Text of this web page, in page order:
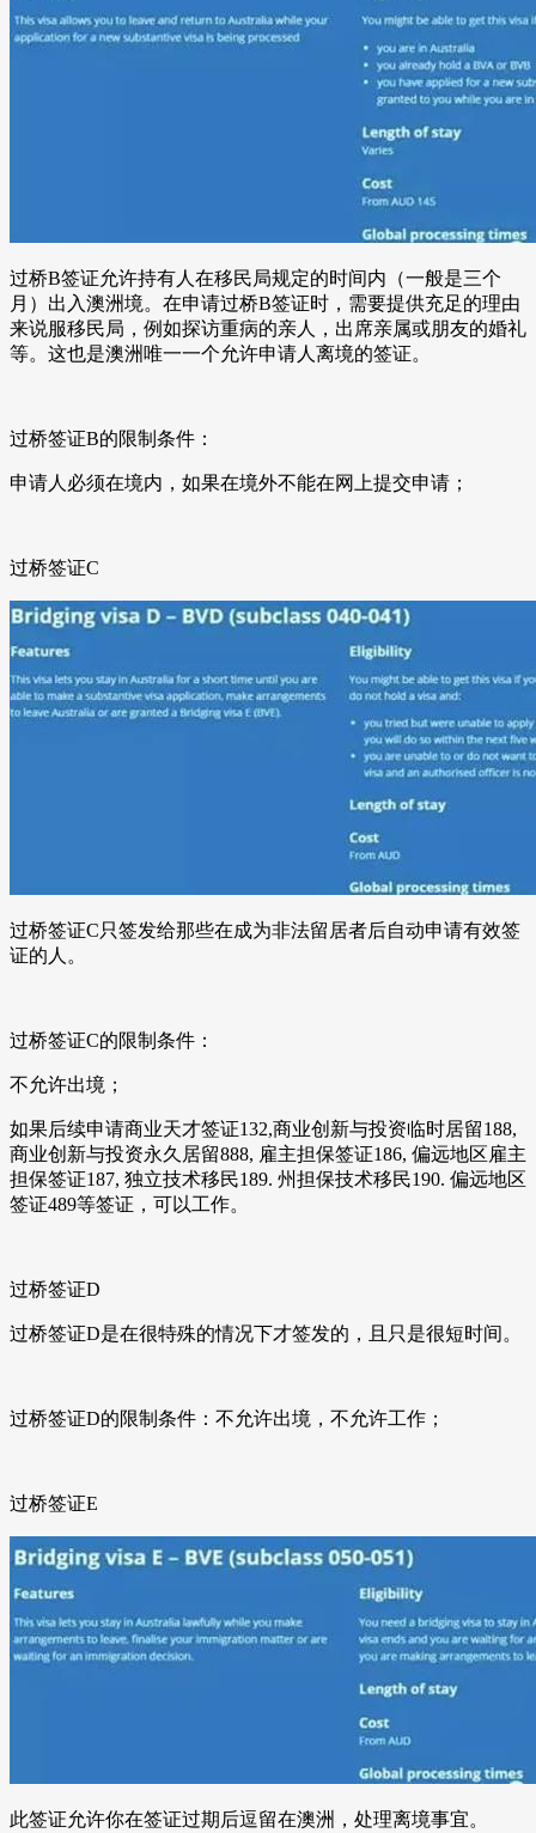
过桥B签证允许持有人在移民局规定的时间内（一般是三个
月）出入澳洲境。在申请过桥B签证时，需要提供充足的理由
来说服移民局，例如探访重病的亲人，出席亲属或朋友的婚礼
等。这也是澳洲唯一一个允许申请人离境的签证。
过桥签证B的限制条件：
申请人必须在境内，如果在境外不能在网上提交申请；
过桥签证C
过桥签证C只签发给那些在成为非法留居者后自动申请有效签
证的人。
过桥签证C的限制条件：
不允许出境；
如果后续申请商业天才签证132,商业创新与投资临时居留188,
商业创新与投资永久居留888, 雇主担保签证186, 偏远地区雇主
担保签证187, 独立技术移民189. 州担保技术移民190. 偏远地区
签证489等签证，可以工作。
过桥签证D
过桥签证D是在很特殊的情况下才签发的，且只是很短时间。
过桥签证D的限制条件：不允许出境，不允许工作；
过桥签证E
此签证允许你在签证过期后逗留在澳洲，处理离境事宜。